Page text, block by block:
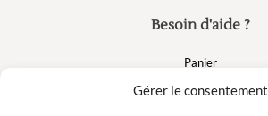
Gérer le consentement
Besoin d'aide ?
Panier
FAQ